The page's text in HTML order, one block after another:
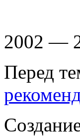
2002 —
Перед